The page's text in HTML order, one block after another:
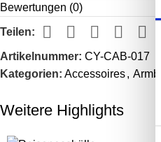
Bewertungen (0)
Teilen:
Artikelnummer: CY-CAB-017
Kategorien: Accessoires,
Weitere Highlights